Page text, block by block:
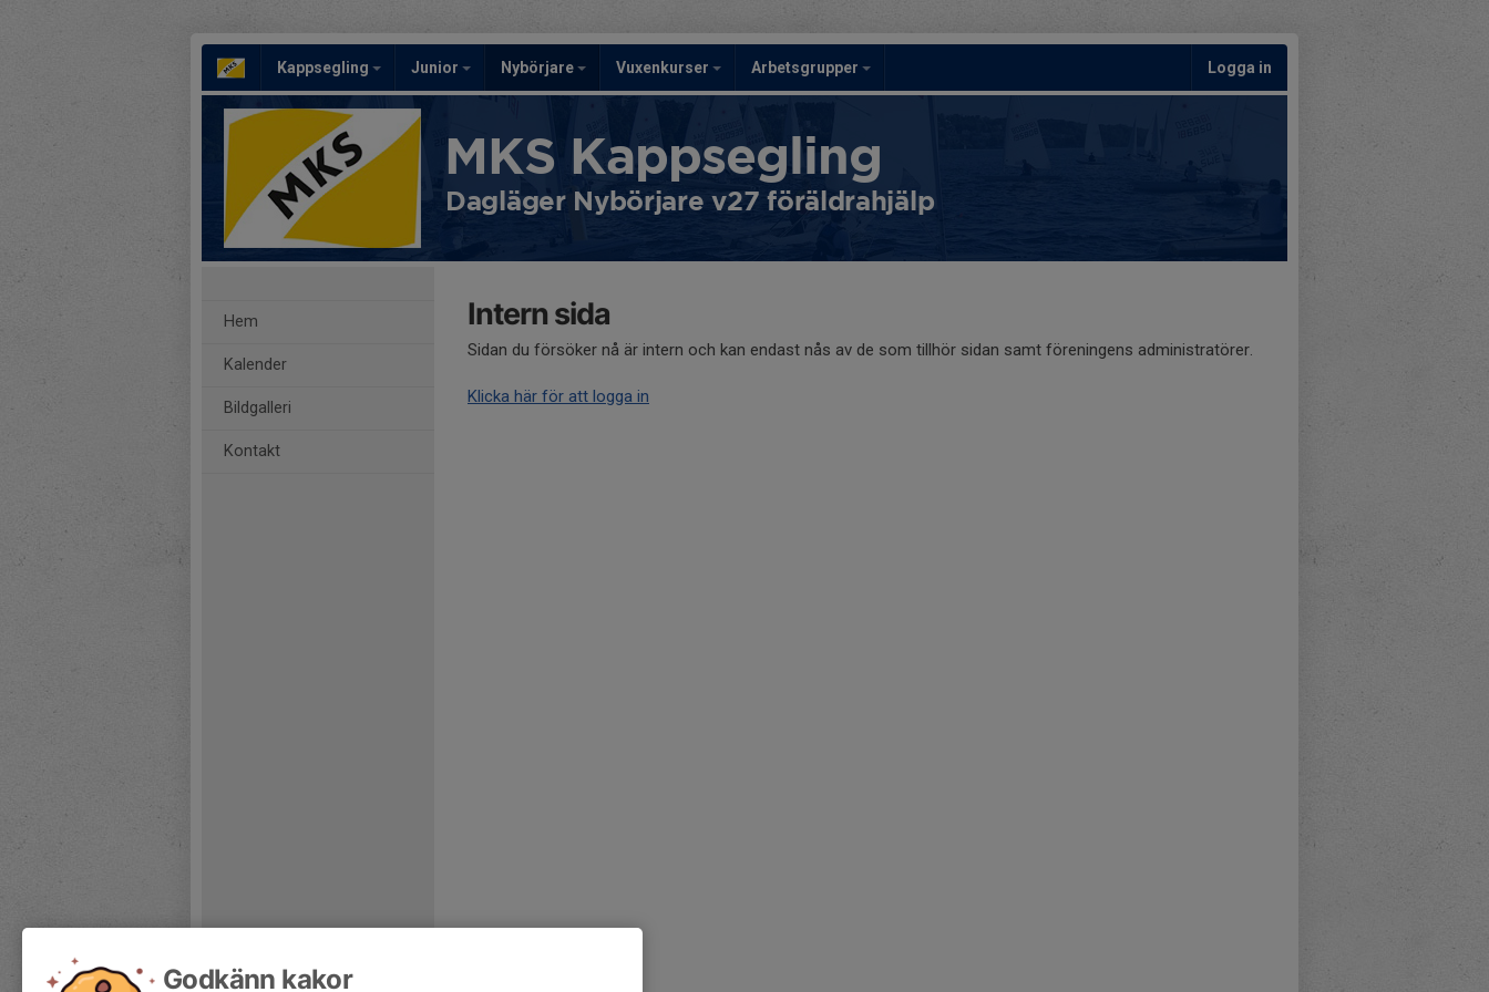
Kappsegling Junior Nybörjare Vuxenkurser Arbetsgrupper Logga in
MKS Kappsegling
Dagläger Nybörjare v27 föräldrahjälp
Hem
Kalender
Bildgalleri
Kontakt
Intern sida
Sidan du försöker nå är intern och kan endast nås av de som tillhör sidan samt föreningens administratörer.
Klicka här för att logga in
Godkänn kakor